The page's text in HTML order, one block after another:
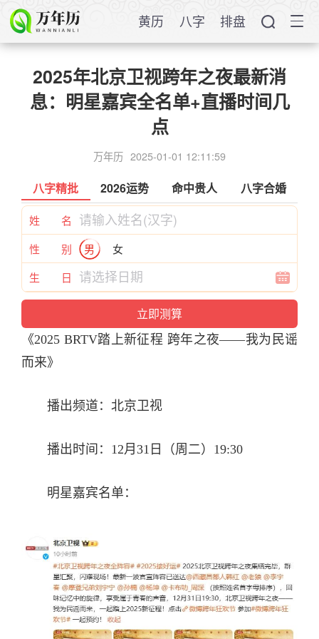
黄历 八字 排盘
2025年北京卫视跨年之夜最新消
息：明星嘉宾全名单+直播时间几
点
万年历 2025-01-01 12:11:59
八字精批 2026运势 命中贵人 八字合婚
姓 名
性 别
男
女
生 日
《2025 BRTV踏上新征程 跨年之夜——我为民谣
而来》
播出频道： 北京卫视
播出时间：12月 31 日 （周二）19:30
明星嘉宾名单：